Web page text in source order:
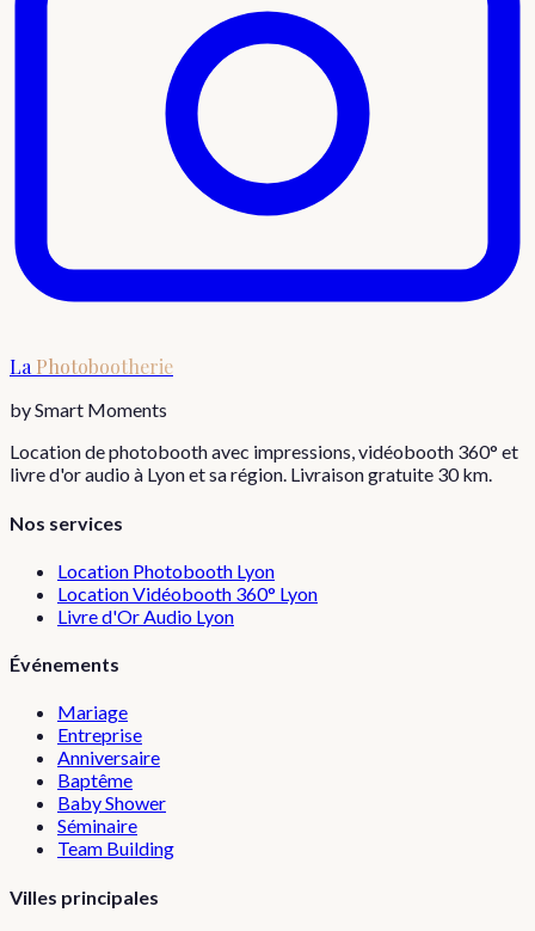
LaPhotobootherie
by Smart Moments
Location de photobooth avec impressions, vidéobooth 360° et
livre d'or audio à Lyon et sa région. Livraison gratuite 30 km.
Nos services
Location Photobooth Lyon
Location Vidéobooth 360° Lyon
Livre d'Or Audio Lyon
Événements
Mariage
Entreprise
Anniversaire
Baptême
Baby Shower
Séminaire
Team Building
Villes principales